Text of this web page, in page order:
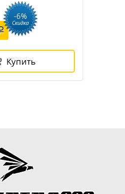
-6%
Скидка
Купить